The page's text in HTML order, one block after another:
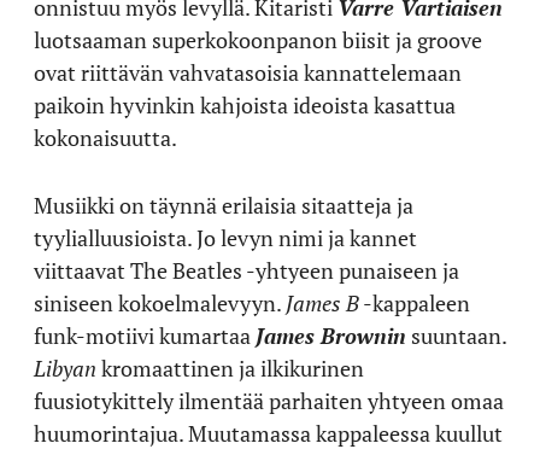
onnistuu myös levyllä. Kitaristi Varre Vartiaisen
luotsaaman superkokoonpanon biisit ja groove
ovat riittävän vahvatasoisia kannattelemaan
paikoin hyvinkin kahjoista ideoista kasattua
kokonaisuutta.
Musiikki on täynnä erilaisia sitaatteja ja
tyylialluusioista. Jo levyn nimi ja kannet
viittaavat The Beatles -yhtyeen punaiseen ja
siniseen kokoelmalevyyn. James B-kappaleen
funk-motiivi kumartaa James Brownin suuntaan.
Libyan kromaattinen ja ilkikurinen
fuusiotykittely ilmentää parhaiten yhtyeen omaa
huumorintajua. Muutamassa kappaleessa kuullut